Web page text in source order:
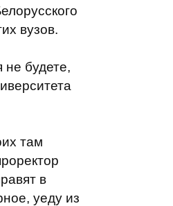
вузов.
будете,
там
в
уеду из